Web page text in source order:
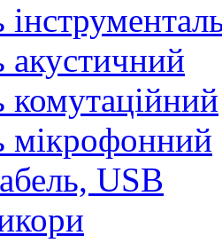
акустичний
комутаційний
мікрофонний
USB